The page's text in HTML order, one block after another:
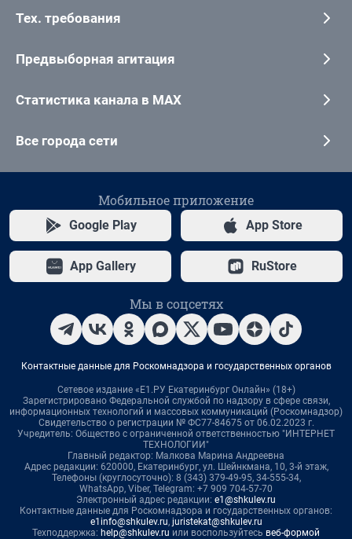
Тех. требования
Предвыборная агитация
Статистика канала в MAX
Все города сети
Мобильное приложение
Google Play App Store
App Gallery RuStore
Мы в соцсетях
Контактные данные для Роскомнадзора и государственных органов
Сетевое издание «Е1.РУ Екатеринбург Онлайн» (18+)
Зарегистрировано Федеральной службой по надзору в сфере связи,
информационных технологий и массовых коммуникаций (Роскомнадзор)
Свидетельство о регистрации № ФС77-84675 от 06.02.2023 г.
Учредитель: Общество с ограниченной ответственностью "ИНТЕРНЕТ
ТЕХНОЛОГИИ"
Главный редактор: Малкова Марина Андреевна
Адрес редакции: 620000, Екатеринбург, ул. Шейнкмана, 10, 3-й этаж,
Телефоны (круглосуточно): 8 (343) 379-49-95, 34-555-34,
WhatsApp, Viber, Telegram: +7 909 704-57-70
Электронный адрес редакции: e1@shkulev.ru
Контактные данные для Роскомнадзора и государственных органов:
e1info@shkulev.ru, juristekat@shkulev.ru
Техподдержка: help@shkulev.ru или воспользуйтесь веб-формой